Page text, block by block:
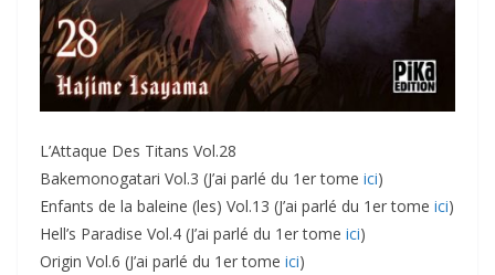
L’Attaque Des Titans Vol.28
Bakemonogatari Vol.3 (J’ai parlé du 1er tome ici)
Enfants de la baleine (les) Vol.13 (J’ai parlé du 1er tome ici)
Hell’s Paradise Vol.4 (J’ai parlé du 1er tome ici)
Origin Vol.6 (J’ai parlé du 1er tome ici)